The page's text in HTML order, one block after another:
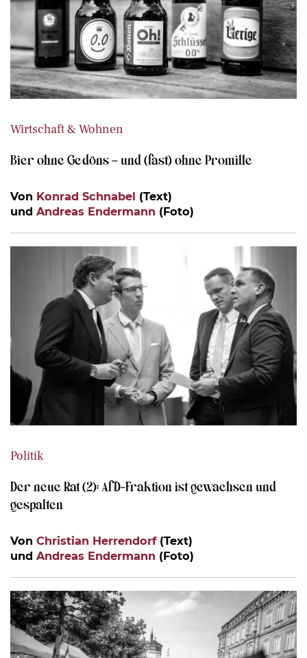
Wirtschaft & Wohnen
Bier ohne Gedöns – und (fast) ohne Promille
Von Konrad Schnabel (Text)
und Andreas Endermann (Foto)
Politik
Der neue Rat (2): AfD-Fraktion ist gewachsen und
gespalten
Von Christian Herrendorf(Text)
und Andreas Endermann (Foto)